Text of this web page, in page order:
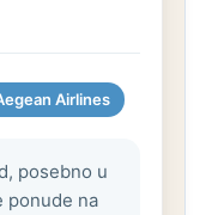
Airlines
posebno u
ponude na